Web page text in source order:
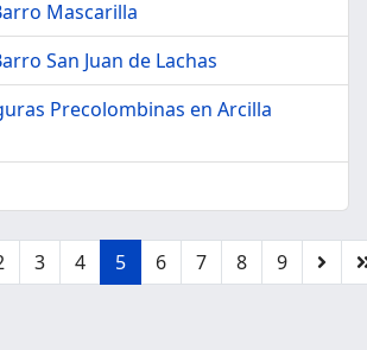
Mascarilla
San Juan de Lachas
Precolombinas en Arcilla
3 4 5 6 7 8 9